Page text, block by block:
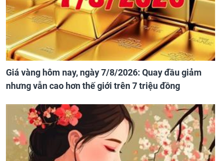
Giá vàng hôm nay, ngày 7/8/2026: Quay đầu giảm
nhưng vẫn cao hơn thế giới trên 7 triệu đồng